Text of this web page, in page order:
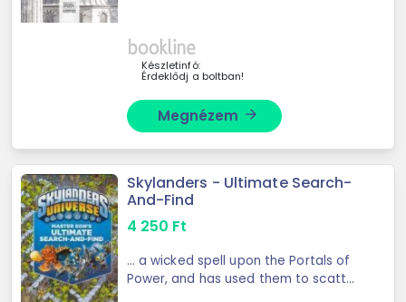
subversion. Various cases from
Europe and ...
Készletinfó:
Érdeklődj a boltban!
Megnézem arrow_forward
Skylanders - Ultimate Search-
And-Find
4 250 Ft
... a wicked spell upon the Portals of
Power, and has used them to scatter